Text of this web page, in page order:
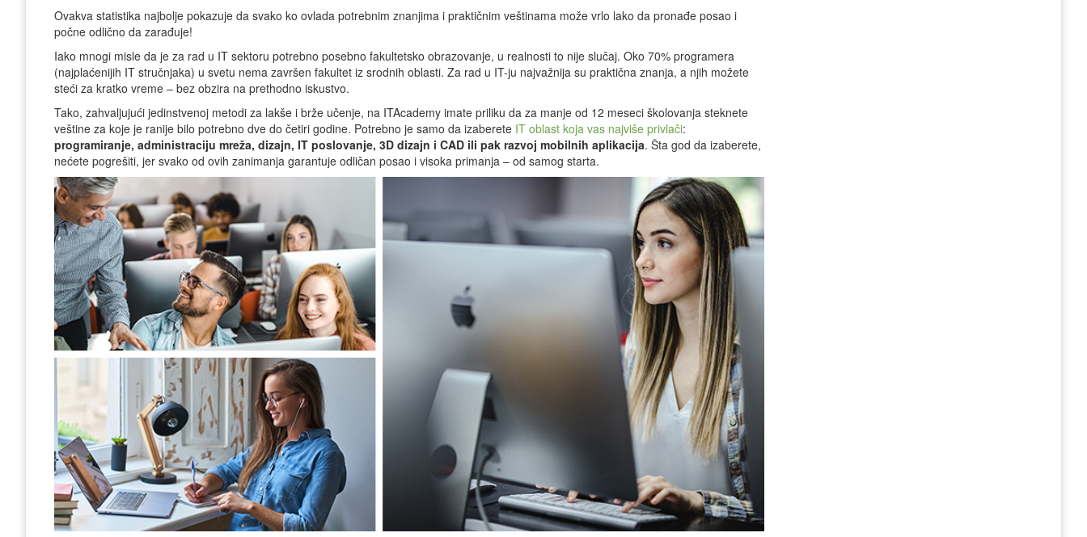
Ovakva statistika najbolje pokazuje da svako ko ovlada potrebnim znanjima i praktičnim veštinama može vrlo lako da pronađe posao i
počne odlično da zarađuje!
Iako mnogi misle da je za rad u IT sektoru potrebno posebno fakultetsko obrazovanje, u realnosti to nije slučaj. Oko 70% programera
(najplaćenijih IT stručnjaka) u svetu nema završen fakultet iz srodnih oblasti. Za rad u IT-ju najvažnija su praktična znanja, a njih možete
steći za kratko vreme – bez obzira na prethodno iskustvo.
Tako, zahvaljujući jedinstvenoj metodi za lakše i brže učenje, na ITAcademy imate priliku da za manje od 12 meseci školovanja steknete
veštine za koje je ranije bilo potrebno dve do četiri godine. Potrebno je samo da izaberete IT oblast koja vas najviše privlači:
programiranje, administraciju mreža, dizajn, IT poslovanje, 3D dizajn i CAD ili pak razvoj mobilnih aplikacija. Šta god da izaberete,
nećete pogrešiti, jer svako od ovih zanimanja garantuje odličan posao i visoka primanja – od samog starta.